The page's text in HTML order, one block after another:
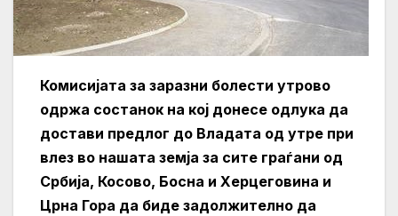
Комисијата за заразни болести утрово
одржа состанок на кој донесе одлука да
достави предлог до Владата од утре при
влез во нашата земја за сите граѓани од
Србија, Косово, Босна и Херцеговина и
Црна Гора да биде задолжително да